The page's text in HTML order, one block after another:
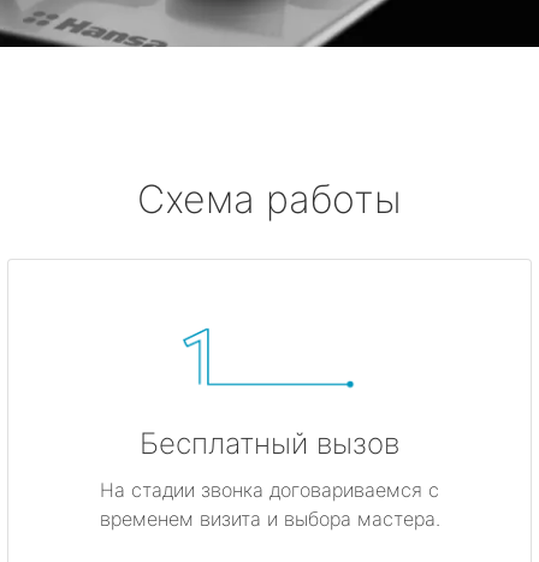
Схема работы
Бесплатный вызов
На стадии звонка договариваемся с
временем визита и выбора мастера.